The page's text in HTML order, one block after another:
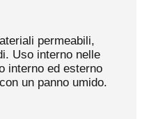
permeabili,
Uso interno nelle
interno ed esterno
un panno umido.